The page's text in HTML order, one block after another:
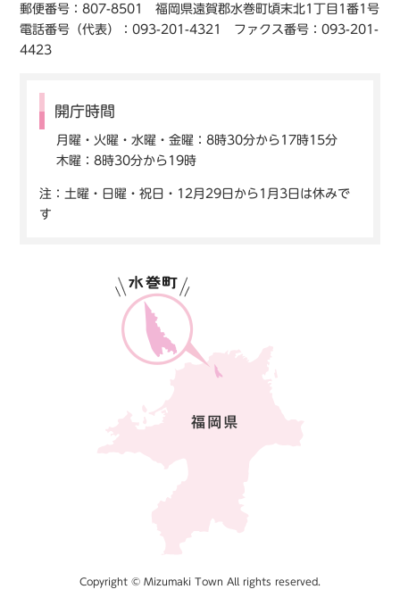
郵便番号：807-8501 福岡県遠賀郡水巻町頃末北1丁目1番1号
電話番号（代表）：093-201-4321 ファクス番号：093-201-
4423
開庁時間
月曜・火曜・水曜・金曜：8時30分から17時15分
木曜：8時30分から19時
注：土曜・日曜・祝日・12月29日から1月3日は休みで
す
Copyright © Mizumaki Town All rights reserved.